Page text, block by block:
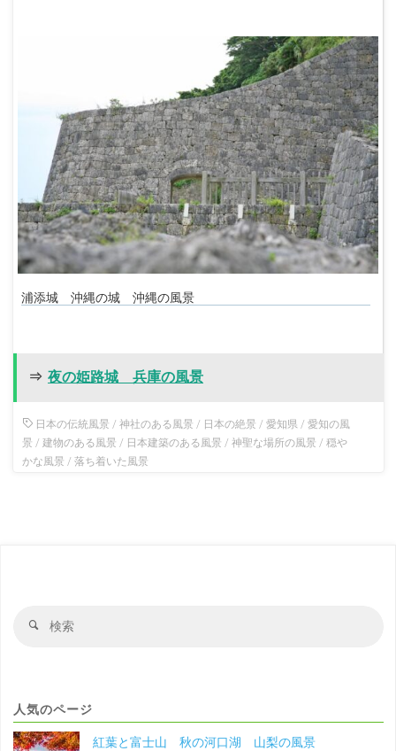
浦添城 沖縄の城 沖縄の風景
⇒ 夜の姫路城 兵庫の風景
日本の伝統風景 / 神社のある風景 / 日本の絶景 / 愛知県/ 愛知の風
景 / 建物のある風景 / 日本建築のある風景 / 神聖な場所の風景 / 穏や
かな風景 / 落ち着いた風景
検
人気のページ
紅葉と富士山 秋の河口湖 山梨の風景